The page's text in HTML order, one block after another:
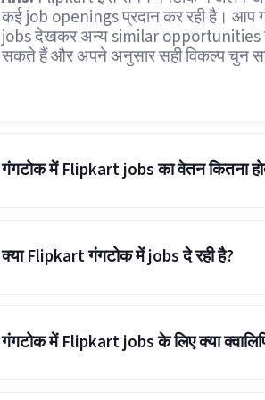
कई job openings प्रदान कर रही है। आप
jobs देखकर अन्य similar opportunities
सकते हैं और अपने अनुसार सही विकल्प चुन
गंगटोक में Flipkart jobs का वेतन कितना
क्या Flipkart गंगटोक में jobs दे रही है?
गंगटोक में Flipkart jobs के लिए क्या